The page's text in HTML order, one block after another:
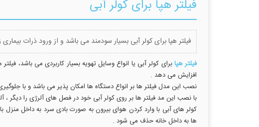
فیلتر هپا برای کولر آبی
فیلتر هپا برای کولر آبی بسیار سودمند می باشد و از ورود ذرات
فیلتر هپابرای کولر آبی یا انواع وسایل تهویه بسیار کاربردی می باشد،
افزایش می دهد .
نصب این مدل فیلتر ها بر انواع دستگاه ها امکان پذیر می باشد و با جلوگیری از ورود ذرات بزرگ تر از 0.03 بالای 99 درصد باعث فراهم
با نصب این مد فیلتر ها بر روی کولر آبی خود در فصل های آلرژی را دیگر ،
کولر های آبی با وارد کردن هوای بیرون به صورت بادی سرد به داخل منزل
ها به داخل خانه حذف می شود .